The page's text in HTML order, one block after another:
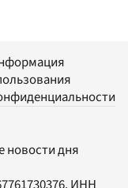
новости дня